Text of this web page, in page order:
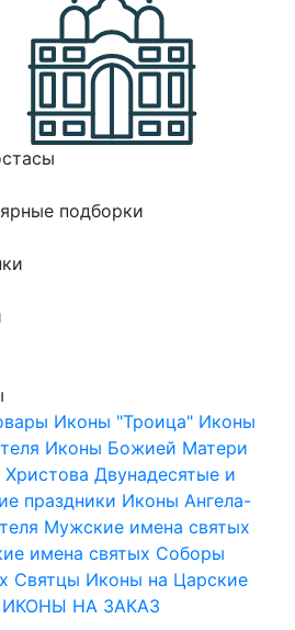
подборки
Иконы "Троица" Иконы
Иконы Божией Матери
Христова Двунадесятые и
праздники Иконы Ангела-
Мужские имена святых
имена святых Соборы
Святцы Иконы на Царские
ИКОНЫ НА ЗАКАЗ